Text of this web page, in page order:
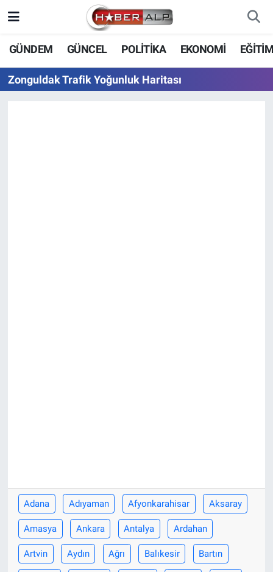
GÜNDEM GÜNCEL POLİTİKA EKONOMİ
Zonguldak Trafik Yoğunluk Haritası
Adana Adıyaman Afyonkarahisar Aksaray
Amasya Ankara Antalya Ardahan
Artvin Aydın Ağrı Balıkesir Bartın
Nöbetçi Eczaneler
Hava Durumu